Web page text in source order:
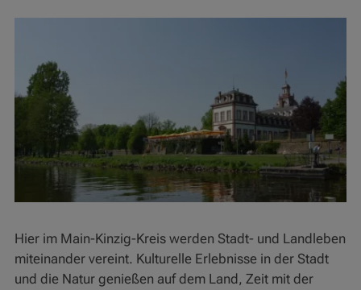
Hier im Main-Kinzig-Kreis werden Stadt- und Landleben
miteinander vereint. Kulturelle Erlebnisse in der Stadt
und die Natur genießen auf dem Land, Zeit mit der